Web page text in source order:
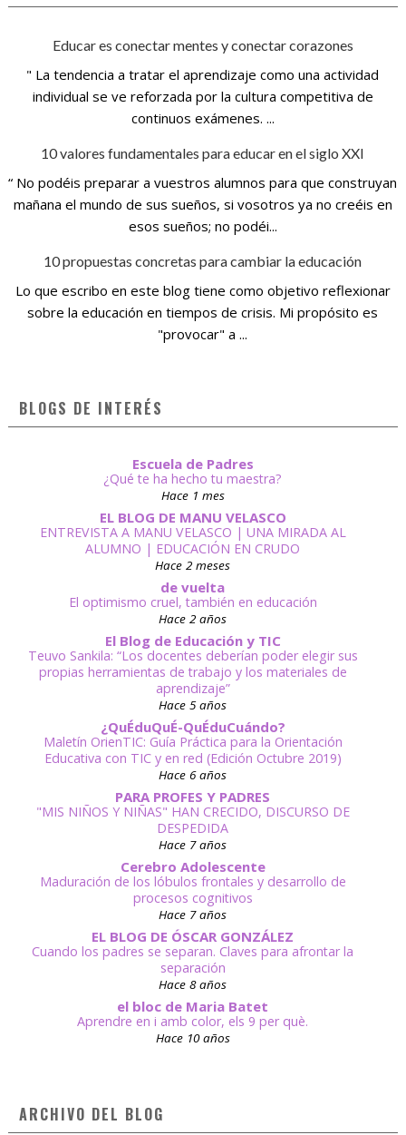
Educar es conectar mentes y conectar corazones
" La tendencia a tratar el aprendizaje como una actividad
individual se ve reforzada por la cultura competitiva de
continuos exámenes. ...
10 valores fundamentales para educar en el siglo XXI
“ No podéis preparar a vuestros alumnos para que construyan
mañana el mundo de sus sueños, si vosotros ya no creéis en
esos sueños; no podéi...
10 propuestas concretas para cambiar la educación
Lo que escribo en este blog tiene como objetivo reflexionar
sobre la educación en tiempos de crisis. Mi propósito es
"provocar" a ...
BLOGS DE INTERÉS
Escuela de Padres
¿Qué te ha hecho tu maestra?
Hace 1 mes
EL BLOG DE MANU VELASCO
ENTREVISTA A MANU VELASCO | UNA MIRADA AL
ALUMNO | EDUCACIÓN EN CRUDO
Hace 2 meses
de vuelta
El optimismo cruel, también en educación
Hace 2 años
El Blog de Educación y TIC
Teuvo Sankila: “Los docentes deberían poder elegir sus
propias herramientas de trabajo y los materiales de
aprendizaje”
Hace 5 años
¿QuÉduQuÉ-QuÉduCuándo?
Maletín OrienTIC: Guía Práctica para la Orientación
Educativa con TIC y en red (Edición Octubre 2019)
Hace 6 años
PARA PROFES Y PADRES
"MIS NIÑOS Y NIÑAS" HAN CRECIDO, DISCURSO DE
DESPEDIDA
Hace 7 años
Cerebro Adolescente
Maduración de los lóbulos frontales y desarrollo de
procesos cognitivos
Hace 7 años
EL BLOG DE ÓSCAR GONZÁLEZ
Cuando los padres se separan. Claves para afrontar la
separación
Hace 8 años
el bloc de Maria Batet
Aprendre en i amb color, els 9 per què.
Hace 10 años
ARCHIVO DEL BLOG